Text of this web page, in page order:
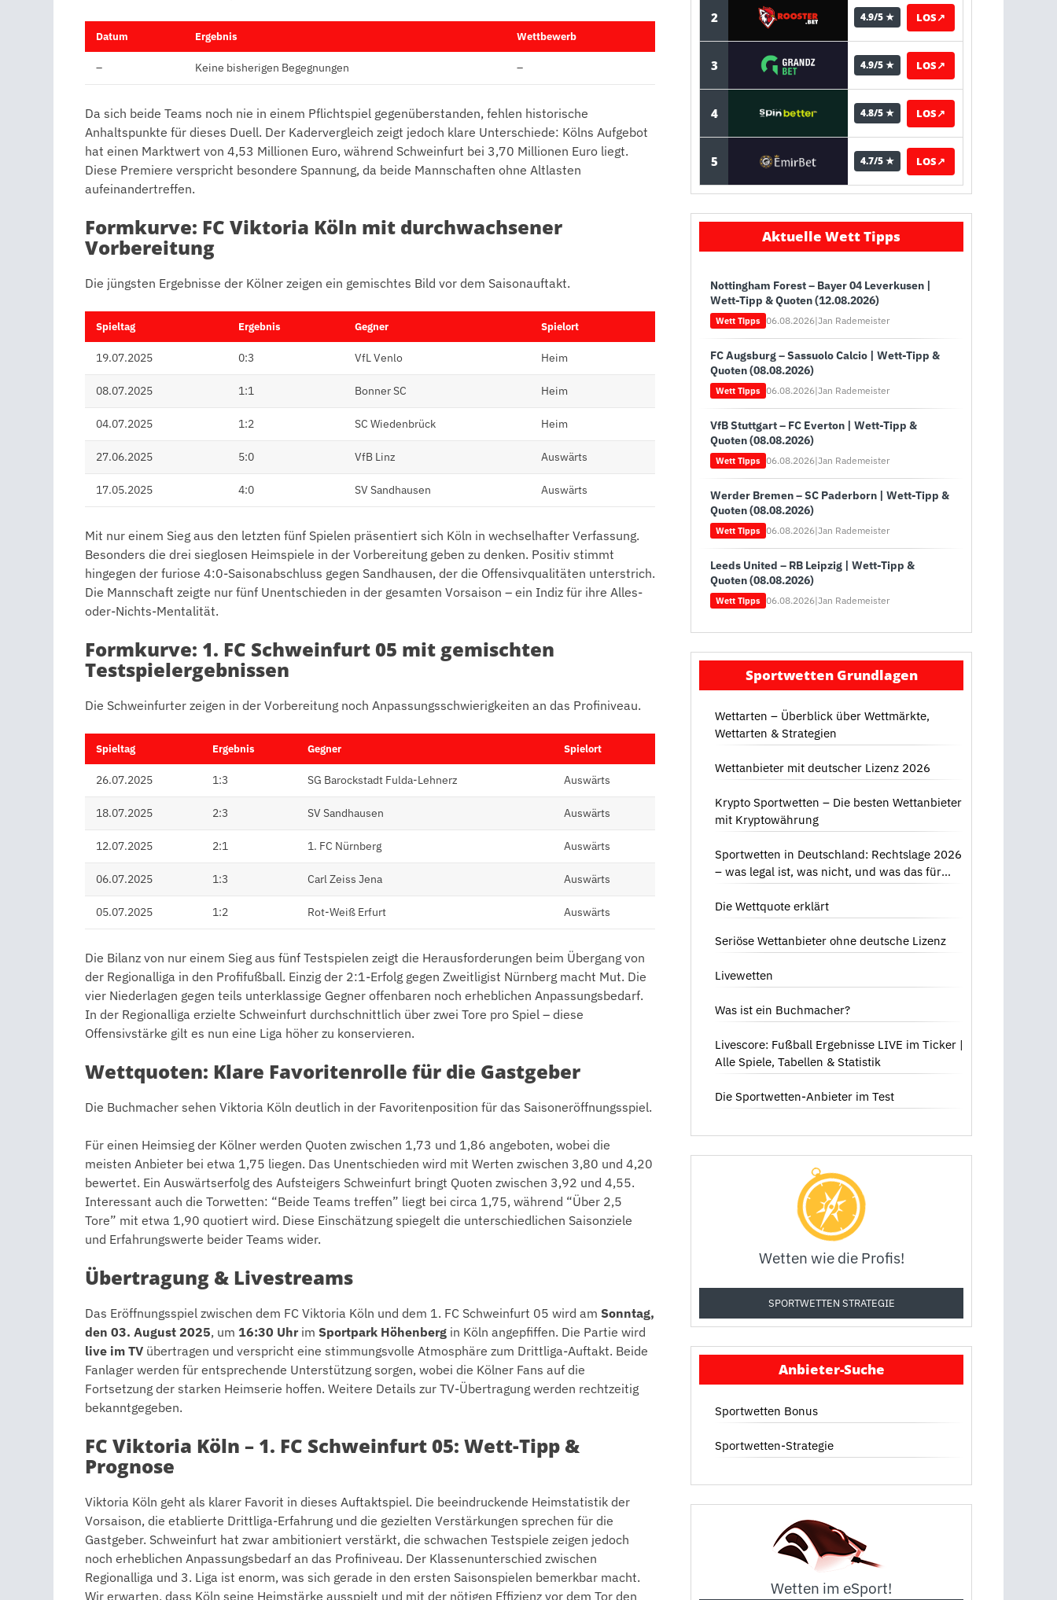
Datum Ergebnis Wettbewerb
– Keine bisherigen Begegnungen –
Da sich beide Teams noch nie in einem Pflichtspiel gegenüberstanden, fehlen historische
Anhaltspunkte für dieses Duell. Der Kadervergleich zeigt jedoch klare Unterschiede: Kölns Aufgebot
hat einen Marktwert von 4,53 Millionen Euro, während Schweinfurt bei 3,70 Millionen Euro liegt.
Diese Premiere verspricht besondere Spannung, da beide Mannschaften ohne Altlasten
aufeinandertreffen.
Formkurve: FC Viktoria Köln mit durchwachsener
Vorbereitung
Die jüngsten Ergebnisse der Kölner zeigen ein gemischtes Bild vor dem Saisonauftakt.
Spieltag Ergebnis Gegner Spielort
19.07.2025 0:3 VfL Venlo Heim
08.07.2025 1:1 Bonner SC Heim
04.07.2025 1:2 SC Wiedenbrück Heim
27.06.2025 5:0 VfB Linz Auswärts
17.05.2025 4:0 SV Sandhausen Auswärts
Mit nur einem Sieg aus den letzten fünf Spielen präsentiert sich Köln in wechselhafter Verfassung.
Besonders die drei sieglosen Heimspiele in der Vorbereitung geben zu denken. Positiv stimmt
hingegen der furiose 4:0-Saisonabschluss gegen Sandhausen, der die Offensivqualitäten unterstrich.
Die Mannschaft zeigte nur fünf Unentschieden in der gesamten Vorsaison – ein Indiz für ihre Alles-
oder-Nichts-Mentalität.
Formkurve: 1. FC Schweinfurt 05 mit gemischten
Testspielergebnissen
Die Schweinfurter zeigen in der Vorbereitung noch Anpassungsschwierigkeiten an das Profiniveau.
Spieltag Ergebnis Gegner Spielort
26.07.2025 1:3 SG Barockstadt Fulda-Lehnerz Auswärts
18.07.2025 2:3 SV Sandhausen Auswärts
12.07.2025 2:1 1. FC Nürnberg Auswärts
06.07.2025 1:3 Carl Zeiss Jena Auswärts
05.07.2025 1:2 Rot-Weiß Erfurt Auswärts
Die Bilanz von nur einem Sieg aus fünf Testspielen zeigt die Herausforderungen beim Übergang von
der Regionalliga in den Profifußball. Einzig der 2:1-Erfolg gegen Zweitligist Nürnberg macht Mut. Die
vier Niederlagen gegen teils unterklassige Gegner offenbaren noch erheblichen Anpassungsbedarf.
In der Regionalliga erzielte Schweinfurt durchschnittlich über zwei Tore pro Spiel – diese
Offensivstärke gilt es nun eine Liga höher zu konservieren.
Wettquoten: Klare Favoritenrolle für die Gastgeber
Die Buchmacher sehen Viktoria Köln deutlich in der Favoritenposition für das Saisoneröffnungsspiel.
Für einen Heimsieg der Kölner werden Quoten zwischen 1,73 und 1,86 angeboten, wobei die
meisten Anbieter bei etwa 1,75 liegen. Das Unentschieden wird mit Werten zwischen 3,80 und 4,20
bewertet. Ein Auswärtserfolg des Aufsteigers Schweinfurt bringt Quoten zwischen 3,92 und 4,55.
Interessant auch die Torwetten: “Beide Teams treffen” liegt bei circa 1,75, während “Über 2,5
Tore” mit etwa 1,90 quotiert wird. Diese Einschätzung spiegelt die unterschiedlichen Saisonziele
und Erfahrungswerte beider Teams wider.
Übertragung & Livestreams
Das Eröffnungsspiel zwischen dem FC Viktoria Köln und dem 1. FC Schweinfurt 05 wird am Sonntag,
den 03. August 2025, um 16:30 Uhr im Sportpark Höhenberg in Köln angepfiffen. Die Partie wird
live im TV übertragen und verspricht eine stimmungsvolle Atmosphäre zum Drittliga-Auftakt. Beide
Fanlager werden für entsprechende Unterstützung sorgen, wobei die Kölner Fans auf die
Fortsetzung der starken Heimserie hoffen. Weitere Details zur TV-Übertragung werden rechtzeitig
bekanntgegeben.
FC Viktoria Köln – 1. FC Schweinfurt 05: Wett-Tipp &
Prognose
Viktoria Köln geht als klarer Favorit in dieses Auftaktspiel. Die beeindruckende Heimstatistik der
Vorsaison, die etablierte Drittliga-Erfahrung und die gezielten Verstärkungen sprechen für die
Gastgeber. Schweinfurt hat zwar ambitioniert verstärkt, die schwachen Testspiele zeigen jedoch
noch erheblichen Anpassungsbedarf an das Profiniveau. Der Klassenunterschied zwischen
Regionalliga und 3. Liga ist enorm, was sich gerade in den ersten Saisonspielen bemerkbar macht.
Wir erwarten, dass Köln seine Heimstärke ausspielt und mit der nötigen Effizienz vor dem Tor den
2 4.9/5 ★ LOS↗
3 4.9/5 ★ LOS↗
4 4.8/5 ★ LOS↗
5 4.7/5 ★ LOS↗
Aktuelle Wett Tipps
Nottingham Forest – Bayer 04 Leverkusen |
Wett-Tipp & Quoten (12.08.2026)
Wett Tipps 06.08.2026|Jan Rademeister
FC Augsburg – Sassuolo Calcio | Wett-Tipp &
Quoten (08.08.2026)
Wett Tipps 06.08.2026|Jan Rademeister
VfB Stuttgart – FC Everton | Wett-Tipp &
Quoten (08.08.2026)
Wett Tipps 06.08.2026|Jan Rademeister
Werder Bremen – SC Paderborn | Wett-Tipp &
Quoten (08.08.2026)
Wett Tipps 06.08.2026|Jan Rademeister
Leeds United – RB Leipzig | Wett-Tipp &
Quoten (08.08.2026)
Wett Tipps 06.08.2026|Jan Rademeister
Sportwetten Grundlagen
Wettarten – Überblick über Wettmärkte,
Wettarten & Strategien
Wettanbieter mit deutscher Lizenz 2026
Krypto Sportwetten – Die besten Wettanbieter
mit Kryptowährung
Sportwetten in Deutschland: Rechtslage 2026
– was legal ist, was nicht, und was das für
Die Wettquote erklärt
Seriöse Wettanbieter ohne deutsche Lizenz
Livewetten
Was ist ein Buchmacher?
Livescore: Fußball Ergebnisse LIVE im Ticker |
Alle Spiele, Tabellen & Statistik
Die Sportwetten-Anbieter im Test
Wetten wie die Profis!
SPORTWETTEN STRATEGIE
Anbieter-Suche
Sportwetten Bonus
Sportwetten-Strategie
Wetten im eSport!